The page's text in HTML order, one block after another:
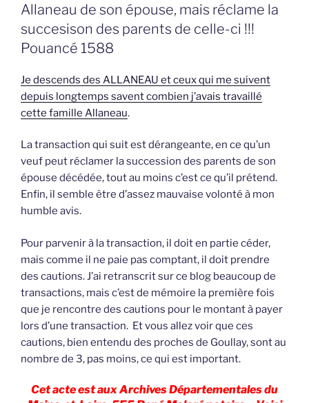
Allaneau de son épouse, mais réclame la
succesison des parents de celle-ci !!!
Pouancé 1588
Je descends des ALLANEAU et ceux qui me suivent
depuis longtemps savent combien j’avais travaillé
cette famille Allaneau.
La transaction qui suit est dérangeante, en ce qu’un
veuf peut réclamer la succession des parents de son
épouse décédée, tout au moins c’est ce qu’il prétend.
Enfin, il semble être d’assez mauvaise volonté à mon
humble avis.
Pour parvenir à la transaction, il doit en partie céder,
mais comme il ne paie pas comptant, il doit prendre
des cautions. J’ai retranscrit sur ce blog beaucoup de
transactions, mais c’est de mémoire la première fois
que je rencontre des cautions pour le montant à payer
lors d’une transaction. Et vous allez voir que ces
cautions, bien entendu des proches de Goullay, sont au
nombre de 3, pas moins, ce qui est important.
Cet acte est aux Archives Départementales du